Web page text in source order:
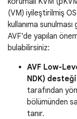
(VM) iyileştirilmiş
kullanıma
AVF'de yapılan
bulabilirsiniz:
AVF Low-
NDK) desteği
tarafından
bölümünden
tanır.